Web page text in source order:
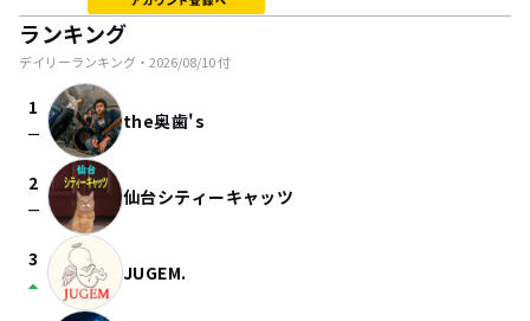
ランキング
デイリーランキング・ 2026/08/10付
1
check_indeterminate_small the奥歯's
2
check_indeterminate_small 仙台シティーキャッツ
3
arrow_drop_up JUGEM.